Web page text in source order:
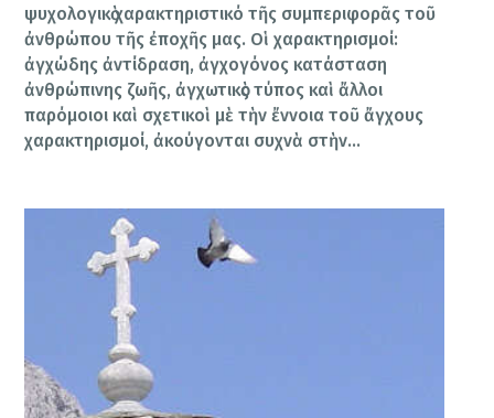
ψυχολογικὸ χαρακτηριστικό τῆς συμπεριφορᾶς τοῦ
ἀνθρώπου τῆς ἐποχῆς μας. Οἱ χαρακτηρισμοί:
ἀγχώδης ἀντίδραση, ἀγχογόνος κατάσταση
ἀνθρώπινης ζωῆς, ἀγχωτικὸς τύπος καὶ ἄλλοι
παρόμοιοι καὶ σχετικοὶ μὲ τὴν ἔννοια τοῦ ἄγχους
χαρακτηρισμοί, ἀκούγονται συχνὰ στὴν…